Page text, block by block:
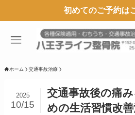
初めてのご予約は
ホーム 交通事故治療
交通事故後の痛
めの生活習慣改
2025
10/15